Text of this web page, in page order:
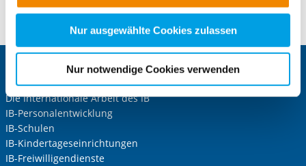
nachfolgender Buttons über Ihre Einwilligung für diese
Zwecke entscheiden und Ihre erteilte Einwilligung stets
für die Zukunft widerrufen. Bitte beachten Sie: Ihre
Cookies, die erforderlich zur Bereitstellung der von Ihnen
aufgerufenen und somit gewünschten Website-
Funktionen sind. Diese Cookies setzen wir aufgrund
berechtigter Interessen und daher unabhängig von einer
Einwilligung.
Nur ausgewählte Cookies zulassen
Nur notwendige Cookies verwenden
Nachbarschaftsbüro Waldbröl
Zentrale IB-Websites:
Die Internationale Arbeit des IB
IB-Personalentwicklung
IB-Schulen
IB-Kindertageseinrichtungen
IB-Freiwilligendienste